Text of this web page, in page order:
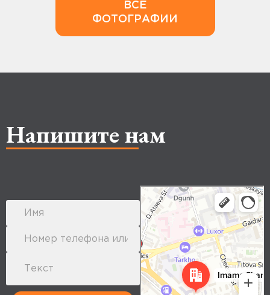
ВСЕ
ФОТОГРАФИИ
Напишите нам
Makhachkala
Yandex Maps: search for places,
transport, and routes